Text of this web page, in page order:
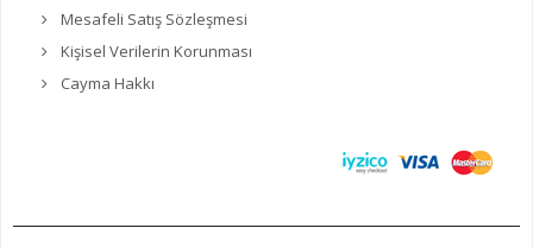
Mesafeli Satış Sözleşmesi
Kişisel Verilerin Korunması
Cayma Hakkı